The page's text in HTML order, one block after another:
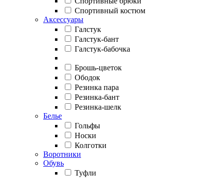
Спортивный костюм
Аксессуары
Галстук
Галстук-бант
Галстук-бабочка
Брошь-цветок
Ободок
Резинка пара
Резинка-бант
Резинка-шелк
Белье
Гольфы
Носки
Колготки
Воротники
Обувь
Туфли